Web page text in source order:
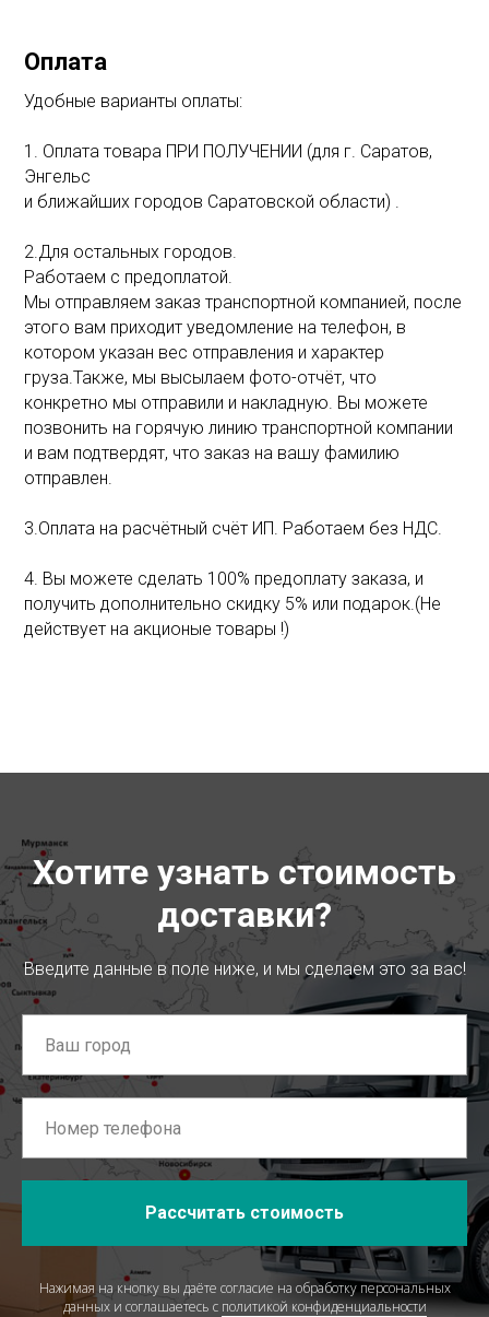
Оплата
Удобные варианты оплаты:
1. Оплата товара ПРИ ПОЛУЧЕНИИ (для г. Саратов,
Энгельс
и ближайших городов Саратовской области) .
2.Для остальных городов.
Работаем с предоплатой.
Мы отправляем заказ транспортной компанией, после
этого вам приходит уведомление на телефон, в
котором указан вес отправления и характер
груза.Также, мы высылаем фото-отчёт, что
конкретно мы отправили и накладную. Вы можете
позвонить на горячую линию транспортной компании
и вам подтвердят, что заказ на вашу фамилию
отправлен.
3.Оплата на расчётный счёт ИП. Работаем без НДС.
4. Вы можете сделать 100% предоплату заказа, и
получить дополнительно скидку 5% или подарок.(Не
действует на акционые товары !)
Хотите узнать стоимость
доставки?
Введите данные в поле ниже, и мы сделаем это за вас!
Рассчитать стоимость
Нажимая на кнопку вы даёте согласие на обработку персональных
данных и соглашаетесь c политикой конфиденциальности